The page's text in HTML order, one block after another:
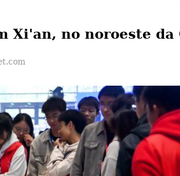
Xi'an, no noroeste da